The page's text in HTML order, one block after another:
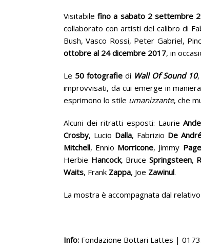
Visitabilefino a sabato 2 settembre
collaborato con artisti del calibro di
Bush, Vasco Rossi, Peter Gabriel,
ottobre al 24 dicembre 2017, in
Le 50 fotografie di Wall Of Sound 10
improvvisati, da cui emerge in
esprimono lo stile umanizzante, che
Alcuni dei ritratti esposti: Laurie
Crosby, Lucio Dalla, Fabrizio De
Mitchell, Ennio Morricone, Jimmy Page
Herbie Hancock, Bruce Springsteen,
Waits, Frank Zappa, Joe Zawinul.
La mostra è accompagnata dal
Info: Fondazione Bottari Lattes |